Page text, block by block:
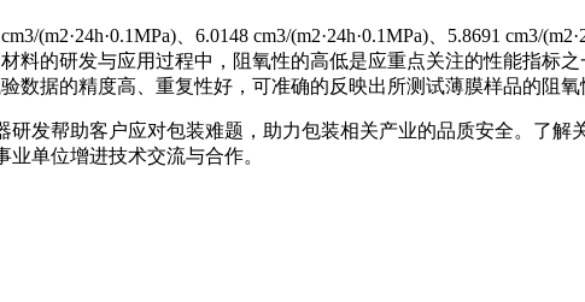
、6.0148 cm3/(m2·24h·0.1MPa)、5.8691 cm3/
料的研发与应用过程中，阻氧性的高低是应重点关注的性能指标
数据的精度高、重复性好，可准确的反映出所测试薄膜样品的阻氧
研发帮助客户应对包装难题，助力包装相关产业的品质安全。了
单位增进技术交流与合作。